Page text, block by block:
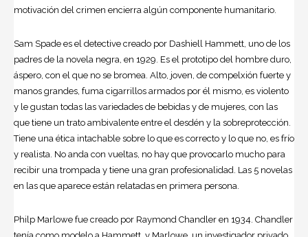
motivación del crimen encierra algún componente humanitario.
Sam Spade es el detective creado por Dashiell Hammett, uno de los
padres de la novela negra, en 1929. Es el prototipo del hombre duro,
áspero, con el que no se bromea. Alto, joven, de compelxión fuerte y
manos grandes, fuma cigarrillos armados por él mismo, es violento
y le gustan todas las variedades de bebidas y de mujeres, con las
que tiene un trato ambivalente entre el desdén y la sobreprotección.
Tiene una ética intachable sobre lo que es correcto y lo que no, es frío
y realista. No anda con vueltas, no hay que provocarlo mucho para
recibir una trompada y tiene una gran profesionalidad. Las 5 novelas
en las que aparece están relatadas en primera persona.
Philp Marlowe fue creado por Raymond Chandler en 1934. Chandler